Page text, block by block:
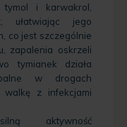
i karwakrol,
ułatwiając jego
co jest szczególnie
zapalenia oskrzeli
tymianek działa
w drogach
walkę z infekcjami
aktywność